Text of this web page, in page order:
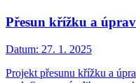
Přesun křížku a
Datum: 27. 1. 2025
Projekt přesunu křížku a